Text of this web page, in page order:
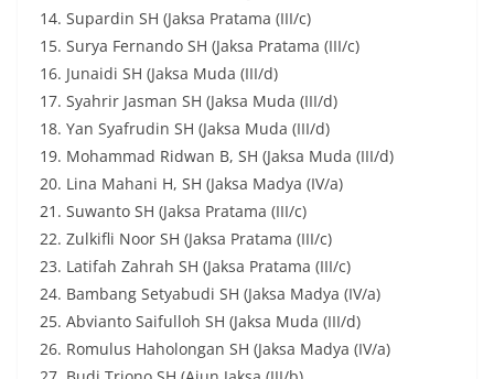
14. Supardin SH (Jaksa Pratama (III/c)
15. Surya Fernando SH (Jaksa Pratama (III/c)
16. Junaidi SH (Jaksa Muda (III/d)
17. Syahrir Jasman SH (Jaksa Muda (III/d)
18. Yan Syafrudin SH (Jaksa Muda (III/d)
19. Mohammad Ridwan B, SH (Jaksa Muda (III/d)
20. Lina Mahani H, SH (Jaksa Madya (IV/a)
21. Suwanto SH (Jaksa Pratama (III/c)
22. Zulkifli Noor SH (Jaksa Pratama (III/c)
23. Latifah Zahrah SH (Jaksa Pratama (III/c)
24. Bambang Setyabudi SH (Jaksa Madya (IV/a)
25. Abvianto Saifulloh SH (Jaksa Muda (III/d)
26. Romulus Haholongan SH (Jaksa Madya (IV/a)